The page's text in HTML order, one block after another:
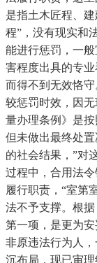
是指土木匠程、
程”，没有现实和
能进行惩罚，一
害程度出具的专
而得不到无效恪
较惩罚时效，因
量办理条例》是
但未做出最终处
的社会结果，”对
过程中，合用法
履行职责，“室第
法不予支撑。根
第一项，是更为
非原违法行为人
沉布局，现已审